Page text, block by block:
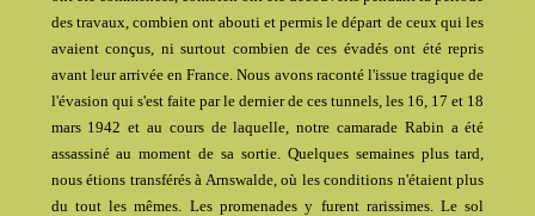
des travaux, combien ont abouti et permis le départ de ceux qui les
avaient conçus, ni surtout combien de ces évadés ont été repris
avant leur arrivée en France. Nous avons raconté l'issue tragique de
l'évasion qui s'est faite par le dernier de ces tunnels, les 16, 17 et 18
mars 1942 et au cours de laquelle, notre camarade Rabin a été
assassiné au moment de sa sortie. Quelques semaines plus tard,
nous étions transférés à Arnswalde, où les conditions n'étaient plus
du tout les mêmes. Les promenades y furent rarissimes. Le sol